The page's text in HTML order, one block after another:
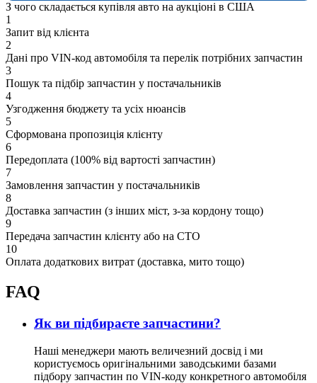
З чого складається купівля авто на аукціоні в США
1
Запит від клієнта
2
Дані про VIN-код автомобіля та перелік потрібних запчастин
3
Пошук та підбір запчастин у постачальників
4
Узгодження бюджету та усіх нюансів
5
Сформована пропозиція клієнту
6
Передоплата (100% від вартості запчастин)
7
Замовлення запчастин у постачальників
8
Доставка запчастин (з інших міст, з-за кордону тощо)
9
Передача запчастин клієнту або на СТО
10
Оплата додаткових витрат (доставка, мито тощо)
FAQ
Як ви підбираєте запчастини?
Наші менеджери мають величезний досвід і ми
користуємось оригінальними заводськими базами
підбору запчастин по VIN-коду конкретного автомобіля